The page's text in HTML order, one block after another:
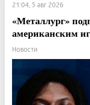
21:04, 5 авг 2026
«Металлург»
американским
Новости